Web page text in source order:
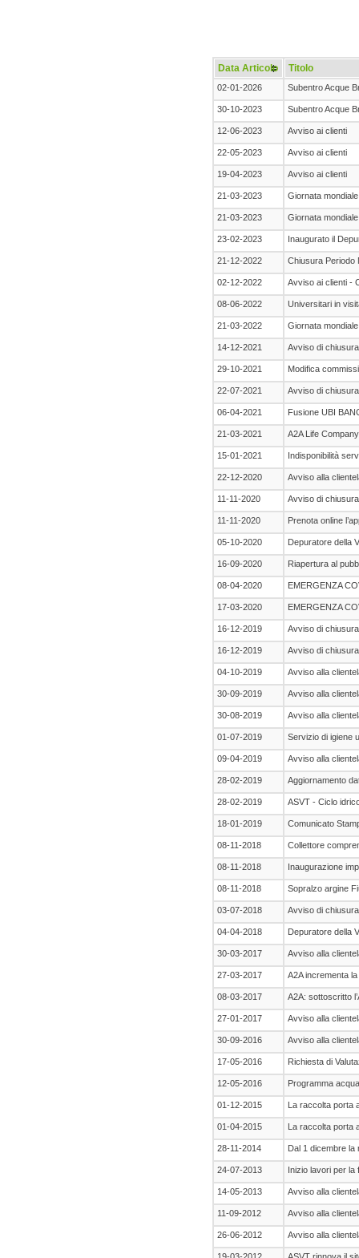
Data Articolo Titolo
02-01-2026 Subentro Acque
30-10-2023 Subentro Acque
12-06-2023 Avviso ai clienti
22-05-2023 Avviso ai clienti
19-04-2023 Avviso ai clienti
21-03-2023 Giornata
21-03-2023 Giornata
23-02-2023 Inaugurato il
21-12-2022 Chiusura Periodo
02-12-2022 Avviso ai clienti -
08-06-2022 Universitari in
21-03-2022 Giornata
14-12-2021 Avviso di
29-10-2021 Modifica
22-07-2021 Avviso di
06-04-2021 Fusione UBI
21-03-2021 A2A Life
15-01-2021 Indisponibilità
22-12-2020 Avviso alla
11-11-2020 Avviso di
11-11-2020 Prenota online
05-10-2020 Depuratore della
16-09-2020 Riapertura al
08-04-2020 EMERGENZA
17-03-2020 EMERGENZA
16-12-2019 Avviso di
16-12-2019 Avviso di
04-10-2019 Avviso alla
30-09-2019 Avviso alla
30-08-2019 Avviso alla
01-07-2019 Servizio di igiene
09-04-2019 Avviso alla
28-02-2019 Aggiornamento
28-02-2019 ASVT - Ciclo
18-01-2019 Comunicato
08-11-2018 Collettore
08-11-2018 Inaugurazione
08-11-2018 Sopralzo argine
03-07-2018 Avviso di chiusura
04-04-2018 Depuratore della
30-03-2017 Avviso alla
27-03-2017 A2A incrementa
08-03-2017 A2A: sottoscritto
27-01-2017 Avviso alla
30-09-2016 Avviso alla
17-05-2016 Richiesta di
12-05-2016 Programma
01-12-2015 La raccolta porta
01-04-2015 La raccolta porta
28-11-2014 Dal 1 dicembre la
24-07-2013 Inizio lavori per la
14-05-2013 Avviso alla
11-09-2012 Avviso alla
26-06-2012 Avviso alla